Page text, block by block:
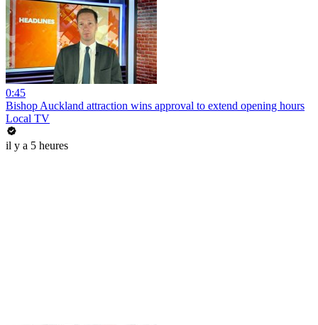
0:45
Bishop Auckland attraction wins approval to extend opening hours
Local TV
il y a 5 heures